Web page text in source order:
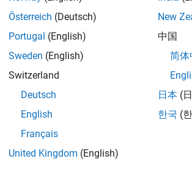
Súmese
Reciba alertas de
Österreich (Deutsch)
Portugal (English)
Sweden (English)
Switzerland
Deutsch
English
Français
United Kingdom (English)
New
中国
简体
日本 (
한국 (